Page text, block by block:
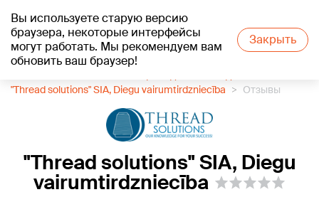
Вы используете старую версию
браузера, некоторые интерфейсы
могут работать. Мы рекомендуем вам
обновить ваш браузер!
Закрыть
+21°C
"Thread solutions" SIA, Diegu vairumtirdzniecība
Отзывы
"Thread solutions" SIA, Diegu
vairumtirdzniecība